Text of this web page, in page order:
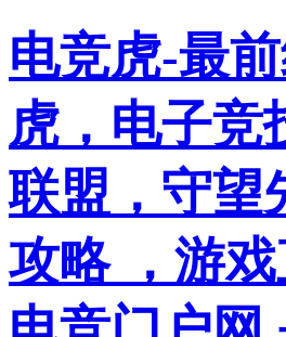
电竞虎-最
虎，电子竞
联盟，守望
攻略 ，游